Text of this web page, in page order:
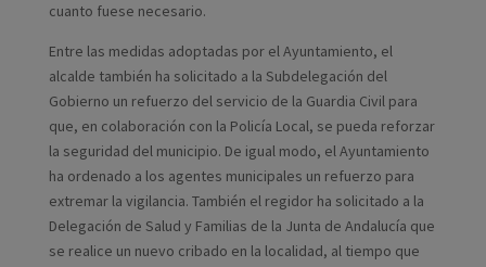
cuanto fuese necesario.
Entre las medidas adoptadas por el Ayuntamiento, el
alcalde también ha solicitado a la Subdelegación del
Gobierno un refuerzo del servicio de la Guardia Civil para
que, en colaboración con la Policía Local, se pueda reforzar
la seguridad del municipio. De igual modo, el Ayuntamiento
ha ordenado a los agentes municipales un refuerzo para
extremar la vigilancia. También el regidor ha solicitado a la
Delegación de Salud y Familias de la Junta de Andalucía que
se realice un nuevo cribado en la localidad, al tiempo que